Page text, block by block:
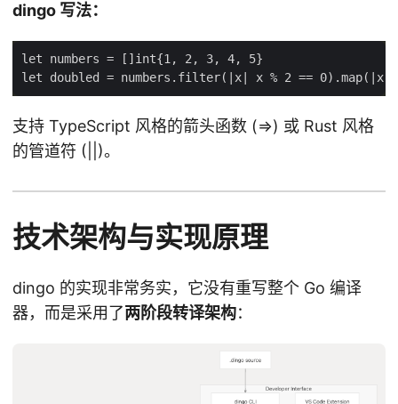
dingo 写法：
支持 TypeScript 风格的箭头函数 (=>) 或 Rust 风格
的管道符 (||)。
技术架构与实现原理
dingo 的实现非常务实，它没有重写整个 Go 编译
器，而是采用了两阶段转译架构：